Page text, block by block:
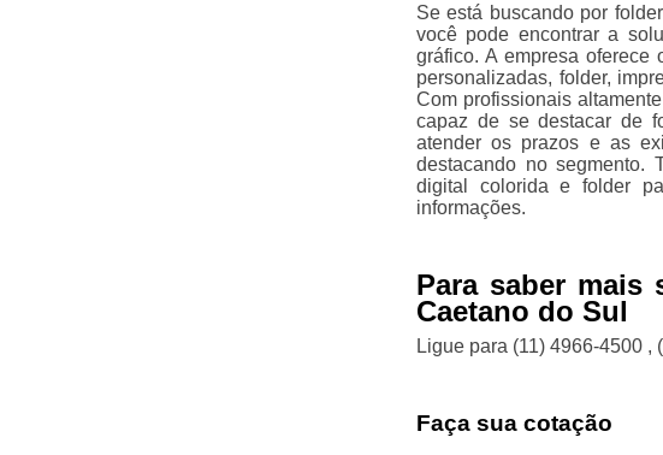
Se está buscando por
você pode encontrar a
gráfico. A empresa oferece
personalizadas, folder,
Com profissionais
capaz de se destacar de
atender os prazos e as
destacando no segmento.
digital colorida e folder
informações.
Para saber mais
Caetano do Sul
Ligue para (11) 4966-4500 ,
Faça sua cotação